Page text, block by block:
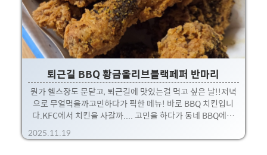
퇴근길 BBQ 황금올리브블랙페퍼 반마리
뭔가 헬스장도 문닫고, 퇴근길에 맛있는걸 먹고 싶은 날!!저녁
으로 무얼먹을까고민하다가 픽한 메뉴! 바로 BBQ 치킨입니
다.KFC에서 치킨을 사갈까.... 고민을 하다가 동네 BBQ에서
반마리팔던 기억을 살려 픽업해왔네요 ㅋㅋ한마리 사가면 다
못먹고 증거만 남기기에... 적당히 반마리 사서 몰래 먹고 증거
2025.11.19